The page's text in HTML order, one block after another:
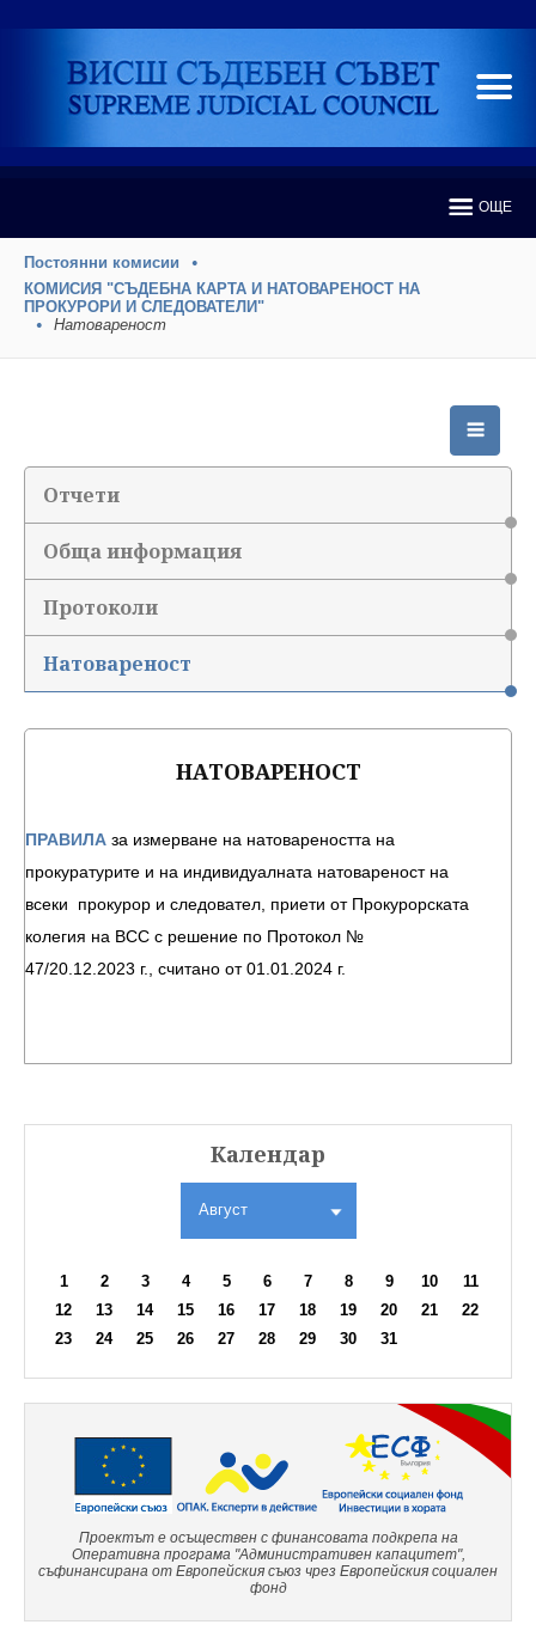
ОЩЕ
Постоянни комисии
КОМИСИЯ "СЪДЕБНА КАРТА И НАТОВАРЕНОСТ НА
ПРОКУРОРИ И СЛЕДОВАТЕЛИ"
Натовареност
Отчети
Обща информация
Протоколи
Натовареност
НАТОВАРЕНОСТ
ПРАВИЛА за измерване на натовареността на
прокуратурите и на индивидуалната натовареност на
всеки прокурор и следовател, приети от Прокурорската
колегия на ВСС с решение по Протокол №
47/20.12.2023 г., считано от 01.01.2024 г.
Календар
Август
1 2 3 4 5 6 7 8 9 10
11
12
13 14 15 16 17 18 19 20 21
22
23
24 25 26 27 28 29 30 31
Проектът е осъществен с финансовата подкрепа на
Оперативна програма "Административен капацитет",
съфинансирана от Европейския съюз чрез Европейския социален
фонд